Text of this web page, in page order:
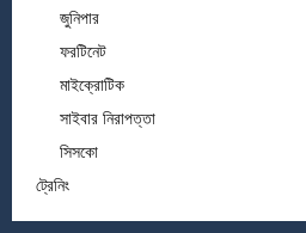
জুনিপার
ফরটিনেট
মাইক্রোটিক
সাইবার নিরাপত্তা
সিসকো
ট্রেনিং